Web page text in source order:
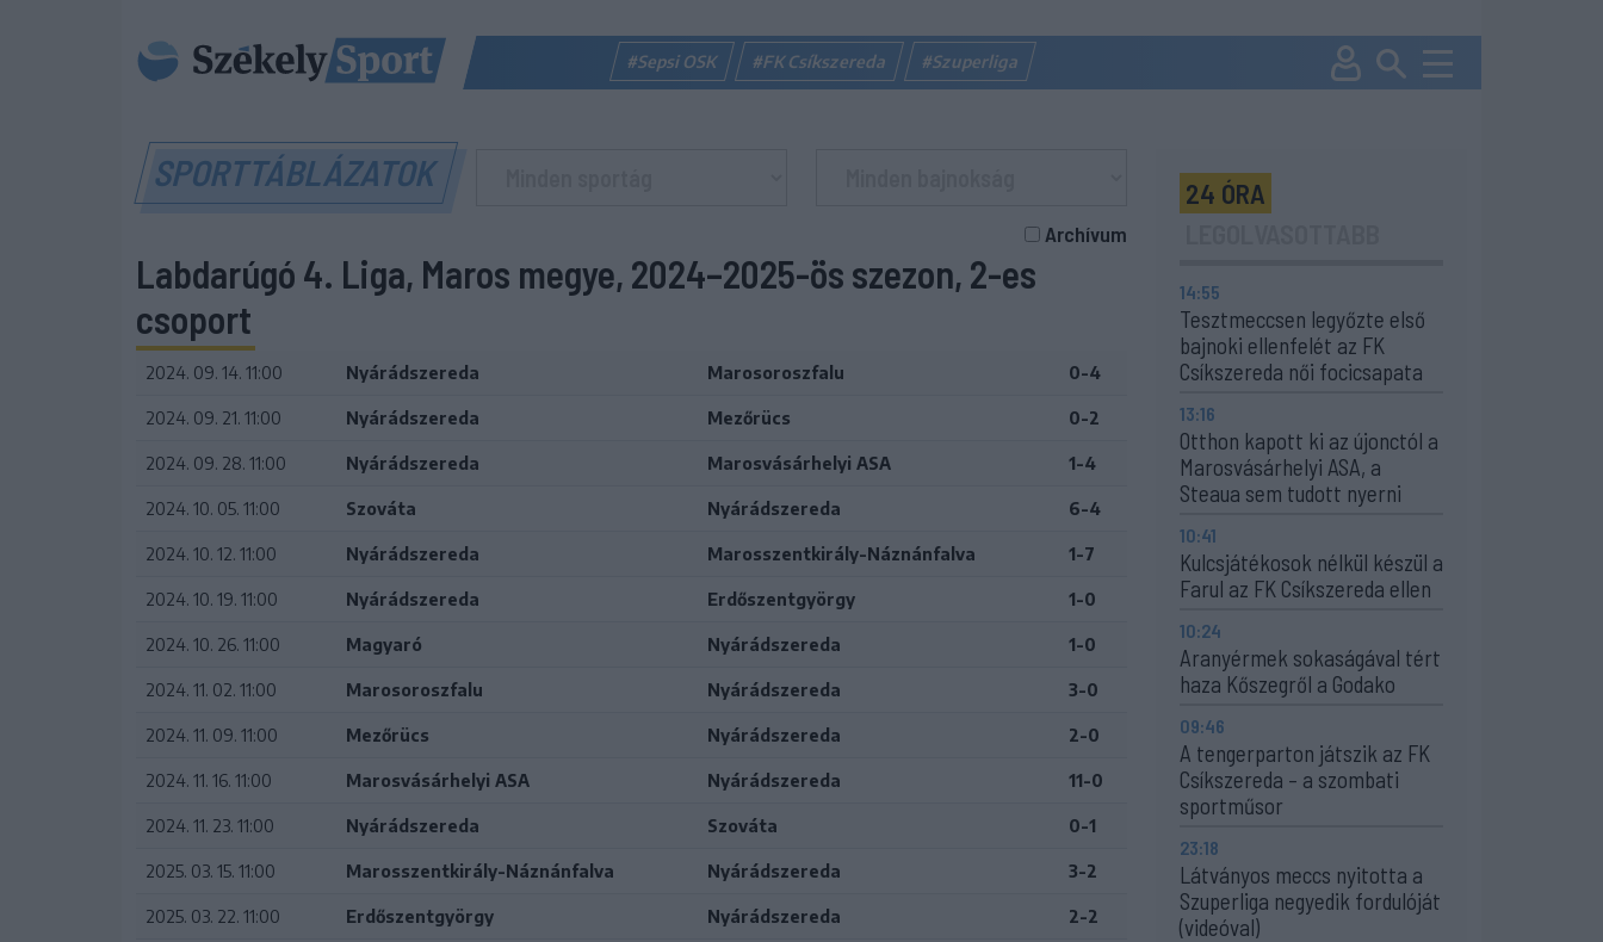
#Sepsi OSK #FK Csíkszereda #Szuperliga
SPORTTÁBLÁZATOK
Archívum
Labdarúgó 4. Liga, Maros megye, 2024–2025-ös szezon, 2-es
csoport
2024. 09. 14. 11:00 Nyárádszereda Marosoroszfalu 0-4
2024. 09. 21. 11:00 Nyárádszereda Mezőrücs 0-2
2024. 09. 28. 11:00 Nyárádszereda Marosvásárhelyi ASA 1-4
2024. 10. 05. 11:00 Szováta Nyárádszereda 6-4
2024. 10. 12. 11:00 Nyárádszereda Marosszentkirály-Náznánfalva 1-7
2024. 10. 19. 11:00 Nyárádszereda Erdőszentgyörgy 1-0
2024. 10. 26. 11:00 Magyaró Nyárádszereda 1-0
2024. 11. 02. 11:00 Marosoroszfalu Nyárádszereda 3-0
2024. 11. 09. 11:00 Mezőrücs Nyárádszereda 2-0
2024. 11. 16. 11:00 Marosvásárhelyi ASA Nyárádszereda 11-0
2024. 11. 23. 11:00 Nyárádszereda Szováta 0-1
2025. 03. 15. 11:00 Marosszentkirály-Náznánfalva Nyárádszereda 3-2
2025. 03. 22. 11:00 Erdőszentgyörgy Nyárádszereda 2-2
24 ÓRA
14:55
Tesztmeccsen legyőzte első
bajnoki ellenfelét az FK
Csíkszereda női focicsapata
13:16
Otthon kapott ki az újonctól a
Marosvásárhelyi ASA, a
Steaua sem tudott nyerni
10:41
Kulcsjátékosok nélkül készül a
Farul az FK Csíkszereda ellen
10:24
Aranyérmek sokaságával tért
haza Kőszegről a Godako
09:46
A tengerparton játszik az FK
Csíkszereda – a szombati
sportműsor
23:18
Látványos meccs nyitotta a
Szuperliga negyedik fordulóját
(videóval)